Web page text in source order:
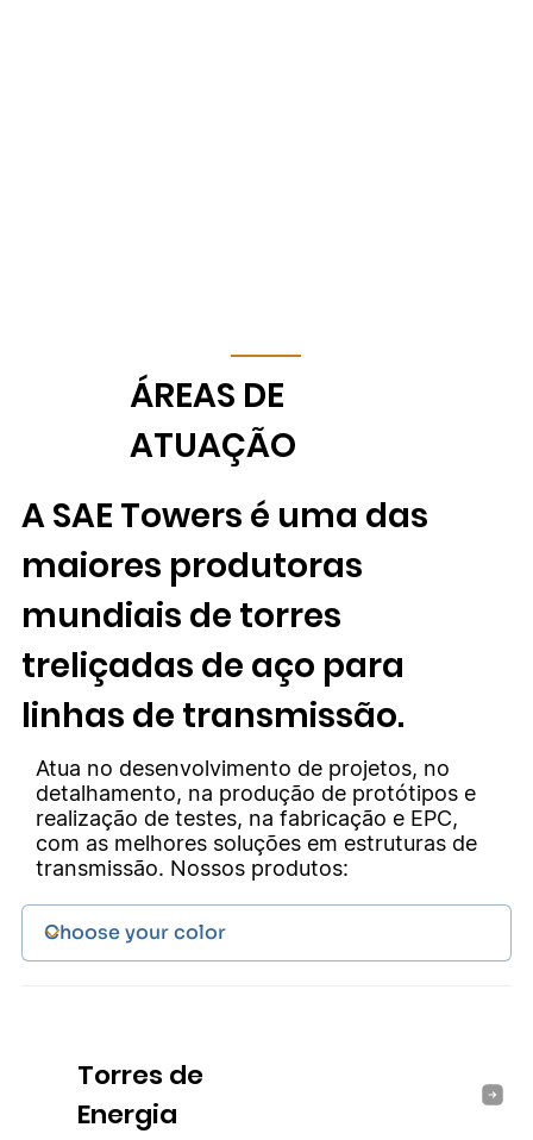
​ÁREAS DE
ATUAÇÃO
A SAE Towers é uma das
maiores produtoras
mundiais de torres
treliçadas de aço para
linhas de transmissão.
Atua no desenvolvimento de projetos, no
detalhamento, na produção de protótipos e
realização de testes, na fabricação e EPC,
com as melhores soluções em estruturas de
transmissão. Nossos produtos:
Torres de
Energia